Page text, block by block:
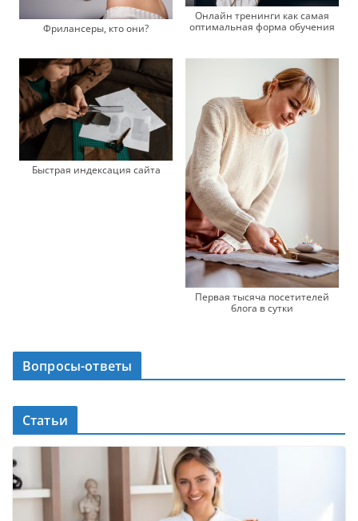
Фрилансеры, кто они?
Онлайн тренинги как самая
оптимальная форма обучения
Быстрая индексация сайта
Первая тысяча посетителей
блога в сутки
Вопросы-ответы
Статьи